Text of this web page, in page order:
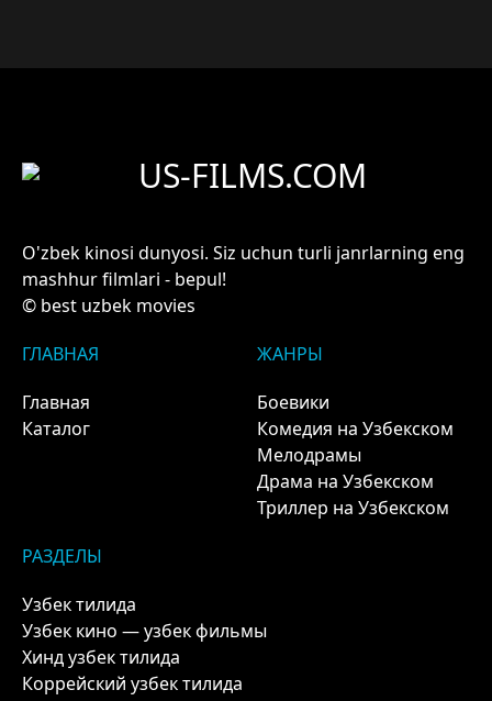
US-FILMS.COM
O'zbek kinosi dunyosi. Siz uchun turli janrlarning eng
mashhur filmlari - bepul!
© best uzbek movies
ГЛАВНАЯ
Главная
Каталог
ЖАНРЫ
Боевики
Комедия на Узбекском
Мелодрамы
Драма на Узбекском
Триллер на Узбекском
РАЗДЕЛЫ
Узбек тилида
Узбек кино — узбек фильмы
Хинд узбек тилида
Коррейский узбек тилида